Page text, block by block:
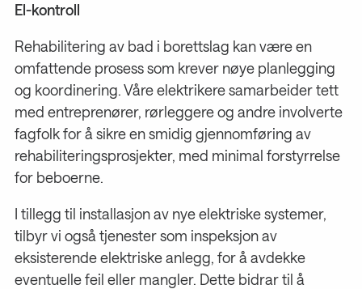
El-kontroll
Rehabilitering av bad i borettslag kan være en
omfattende prosess som krever nøye planlegging
og koordinering. Våre elektrikere samarbeider tett
med entreprenører, rørleggere og andre involverte
fagfolk for å sikre en smidig gjennomføring av
rehabiliteringsprosjekter, med minimal forstyrrelse
for beboerne.
I tillegg til installasjon av nye elektriske systemer,
tilbyr vi også tjenester som inspeksjon av
eksisterende elektriske anlegg, for å avdekke
eventuelle feil eller mangler. Dette bidrar til å